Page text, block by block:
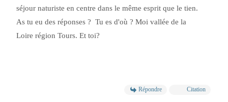
séjour naturiste en centre dans le même esprit que le tien.
As tu eu des réponses ? Tu es d'où ? Moi vallée de la
Loire région Tours. Et toi?
Répondre Citation